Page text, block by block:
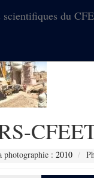
scientifiques du
photographie : 2010